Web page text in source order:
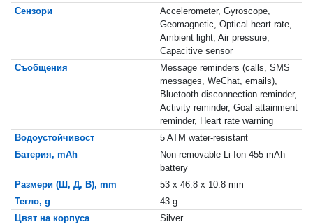
Сензори
Accelerometer, Gyroscope,
Geomagnetic, Optical heart rate,
Ambient light, Air pressure,
Capacitive sensor
Съобщения
Message reminders (calls, SMS
messages, WeChat, emails),
Bluetooth disconnection reminder,
Activity reminder, Goal attainment
reminder, Heart rate warning
Водоустойчивост
5 ATM water-resistant
Батерия, mAh
Non-removable Li-Ion 455 mAh
battery
Размери (Ш, Д, В), mm
53 x 46.8 x 10.8 mm
Тегло, g
43 g
Цвят на корпуса
Silver